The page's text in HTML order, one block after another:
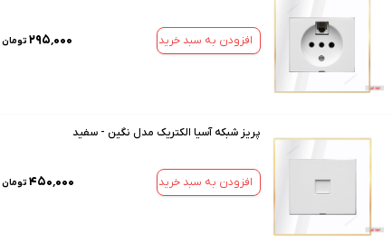
افزودن به سبد خرید ۲۹۵٬۰۰۰ تومان
پریز شبکه آسیا الکتریک مدل نگین - سفید
افزودن به سبد خرید ۴۵۰٬۰۰۰ تومان